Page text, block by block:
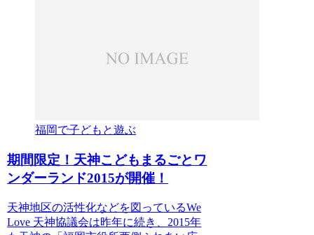
福岡で子どもと遊ぶ
期間限定！天神こどもまるごとワ
ンダーランド2015が開催！
天神地区の活性化などを図っているWe
Love 天神協議会は昨年に続き、2015年